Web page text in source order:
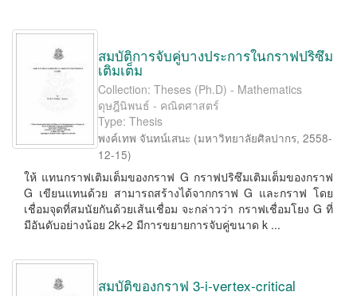
สมบัติการจับคู่บางประการในกราฟปริซึม
เติมเต็ม
Collection: Theses (Ph.D) - Mathematics
ดุษฎีนิพนธ์ - คณิตศาสตร์
Type: Thesis
พงค์เทพ จันทน์เสนะ (มหาวิทยาลัยศิลปากร, 2558-
12-15)
ให้ แทนกราฟเติมเต็มของกราฟ G กราฟปริซึมเติมเต็มของกราฟ
G เขียนแทนด้วย สามารถสร้างได้จากกราฟ G และกราฟ โดย
เชื่อมจุดที่สมนัยกันด้วยเส้นเชื่อม จะกล่าวว่า กราฟเชื่อมโยง G ที่
มีอันดับอย่างน้อย 2k+2 มีการขยายการจับคู่ขนาด k ...
สมบัติของกราฟ 3-i-vertex-critical